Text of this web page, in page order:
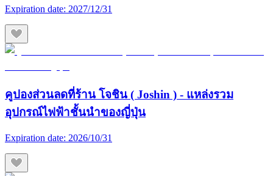
Expiration date: 2027/12/31
คูปองส่วนลดที่ร้าน โจชิน ( Joshin ) - แหล่งรวม
อุปกรณ์ไฟฟ้าชั้นนำของญี่ปุ่น
Expiration date: 2026/10/31